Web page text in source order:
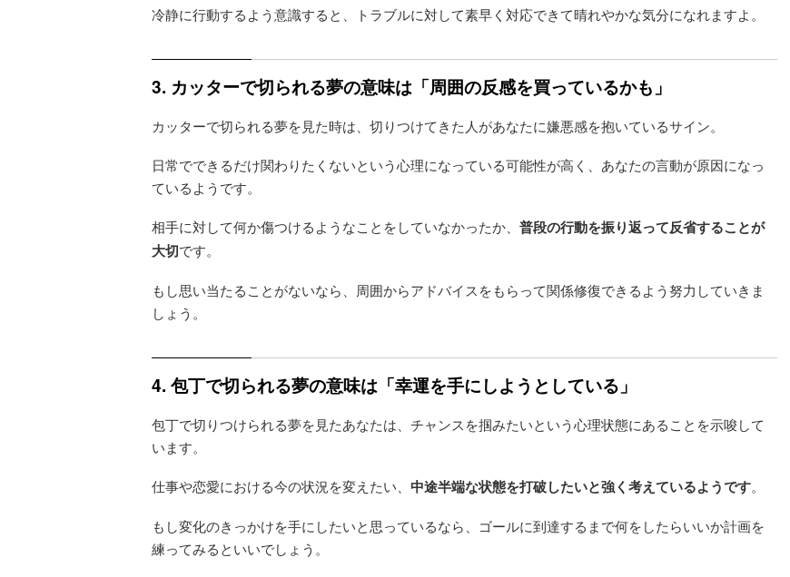
冷静に行動するよう意識すると、トラブルに対して素早く対応できて晴れやかな気分になれますよ。
3. カッターで切られる夢の意味は「周囲の反感を買っているかも」
カッターで切られる夢を見た時は、切りつけてきた人があなたに嫌悪感を抱いているサイン。
日常でできるだけ関わりたくないという心理になっている可能性が高く、あなたの言動が原因になっ
ているようです。
相手に対して何か傷つけるようなことをしていなかったか、 普段の行動を振り返って反省することが
大切です。
もし思い当たることがないなら、周囲からアドバイスをもらって関係修復できるよう努力していきま
しょう。
4. 包丁で切られる夢の意味は「幸運を手にしようとしている」
包丁で切りつけられる夢を見たあなたは、チャンスを掴みたいという心理状態にあることを示唆して
います。
仕事や恋愛における今の状況を変えたい、 中途半端な状態を打破したいと強く考えているようです。
もし変化のきっかけを手にしたいと思っているなら、ゴールに到達するまで何をしたらいいか計画を
練ってみるといいでしょう。